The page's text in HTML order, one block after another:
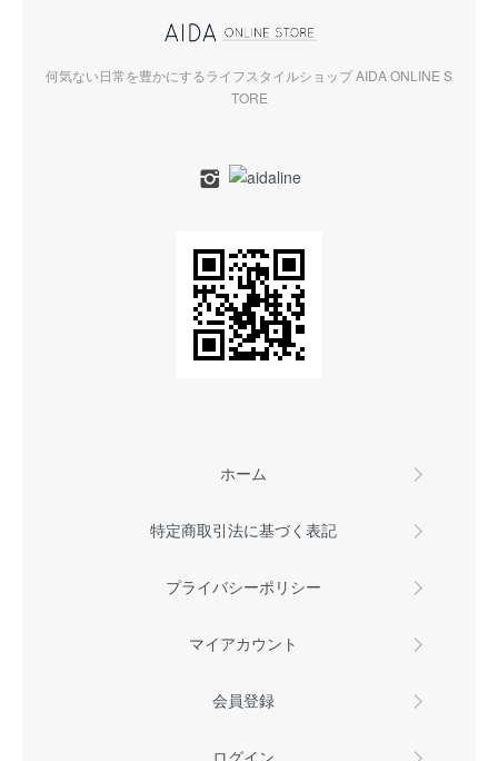
何気ない日常を豊かにするライフスタイルショップ AIDA ONLINE S
TORE
ホーム
特定商取引法に基づく表記
プライバシーポリシー
マイアカウント
会員登録